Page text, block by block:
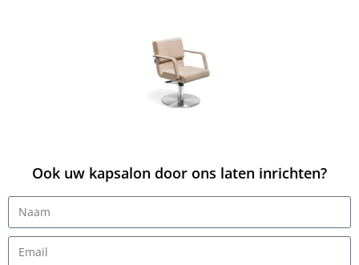
Ook uw kapsalon door ons laten inrichten?